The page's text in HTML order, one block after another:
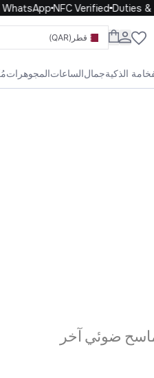
Duties &
NFC Verified
قطر (QAR)
المجوهراتالساعاتجمالالذكية
ابحث عن العلامات
الأطفال الحياة
ضوئي آخر